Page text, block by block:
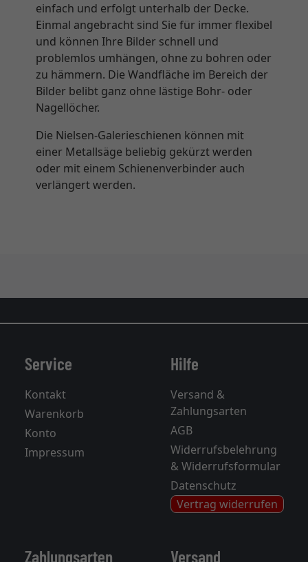
einfach und erfolgt unterhalb der Decke.
Einmal angebracht sind Sie für immer flexibel
und können Ihre Bilder schnell und
problemlos umhängen, ohne zu bohren oder
zu hämmern. Die Wandfläche im Bereich der
Bilder belibt ganz ohne lästige Bohr- oder
Nagellöcher.
Die Nielsen-Galerieschienen können mit
einer Metallsäge beliebig gekürzt werden
oder mit einem Schienenverbinder auch
verlängert werden.
Service
Kontakt
Warenkorb
Konto
Impressum
Hilfe
Versand &
Zahlungsarten
AGB
Widerrufsbelehrung
& Widerrufsformular
Datenschutz
Vertrag widerrufen
Zahlungsarten Versand